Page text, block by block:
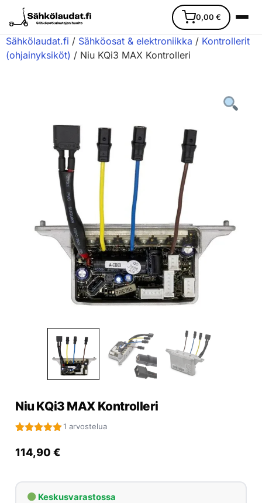
0,00 €
Lisävarusteet
Huoltopalvelu
Varaa huolto
Sähkölaudat.fi / Sähköosat & elektroniikka / Kontrollerit
(ohjainyksiköt) / Niu KQi3 MAX Kontrolleri
Niu KQi3 MAX Kontrolleri
5:stä
perustuen
1 arvostelua
114,90 €
Keskusvarastossa